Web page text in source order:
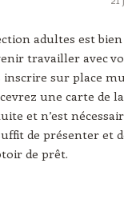
adultes est
travailler avec
sur place
une carte de
et n’est
de présenter et
de prêt.